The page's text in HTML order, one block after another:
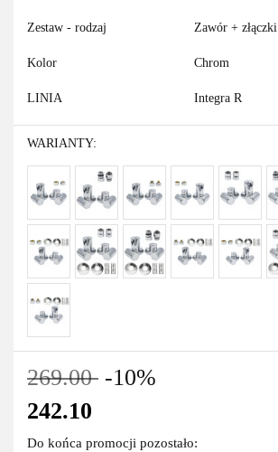
Zestaw - rodzaj Zawór + złączki
Kolor Chrom
LINIA Integra R
WARIANTY:
269.00 -10%
242.10
Do końca promocji pozostało: